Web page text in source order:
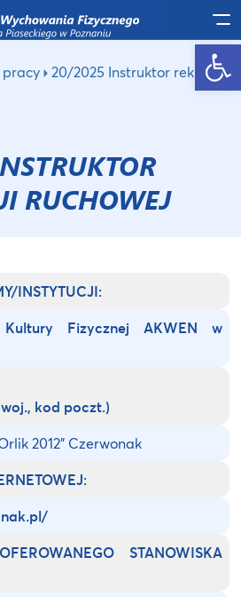
Otwórz pasek narzędzi
20/2025 Instruktor rekreacji
RUCHOWEJ
INSTYTUCJI:
Fizycznej AKWEN w
kod poczt.)
2012” Czerwonak
STANOWISKA